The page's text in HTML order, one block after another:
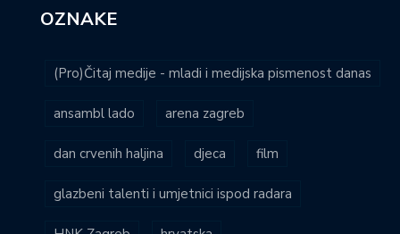
OZNAKE
(Pro)Čitaj medije - mladi i medijska pismenost danas
ansambl lado arena zagreb
dan crvenih haljina djeca film
glazbeni talenti i umjetnici ispod radara